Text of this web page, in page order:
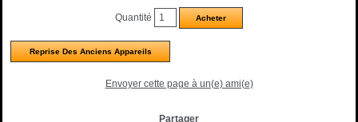
Quantité
Reprise Des Anciens Appareils
Envoyer cette page à un(e) ami(e)
Partager